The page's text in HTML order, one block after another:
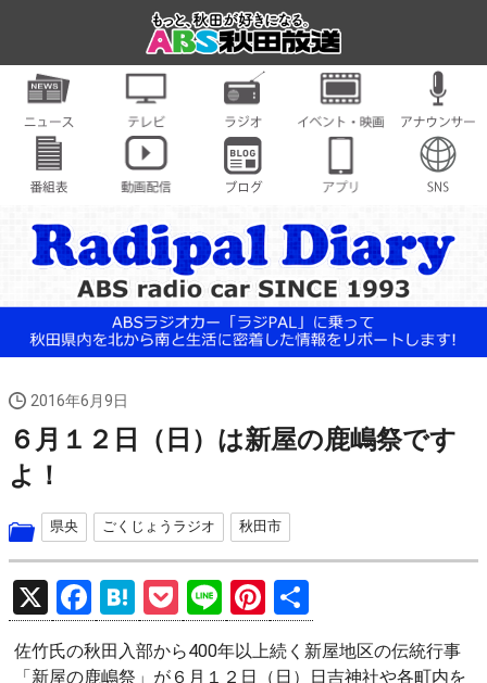
2016年6月9日
６月１２日（日）は新屋の鹿嶋祭です
よ！
県央 ごくじょうラジオ 秋田市
X
F
a
ce
H
at
e
P
o
ck
Li
n
e
Pi
nt
er
有
佐竹氏の秋田入部から400年以上続く新屋地区の伝統行事
「新屋の鹿嶋祭」が６月１２日（日）日吉神社や各町内を